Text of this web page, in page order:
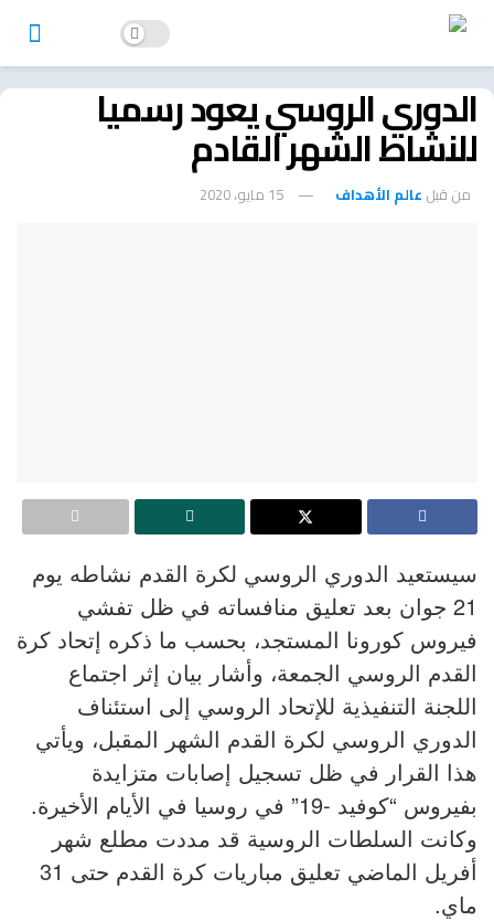
الدوري الروسي يعود رسميا
للنشاط الشهر القادم
من قبل عالم الأهداف 15 مايو، 2020
سيستعيد الدوري الروسي لكرة القدم نشاطه يوم
21 جوان بعد تعليق منافساته في ظل تفشي
فيروس كورونا المستجد، بحسب ما ذكره إتحاد كرة
القدم الروسي الجمعة، وأشار بيان إثر اجتماع
اللجنة التنفيذية للإتحاد الروسي إلى استئناف
الدوري الروسي لكرة القدم الشهر المقبل، ويأتي
هذا القرار في ظل تسجيل إصابات متزايدة
بفيروس “كوفيد -19” في روسيا في الأيام الأخيرة.
وكانت السلطات الروسية قد مددت مطلع شهر
أفريل الماضي تعليق مباريات كرة القدم حتى 31
ماي.